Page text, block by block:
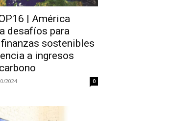
| América
desafíos para
sostenibles
a ingresos
2024 0